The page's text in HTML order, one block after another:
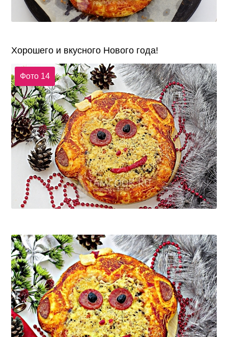
Хорошего и вкусного Нового года!
Фото 14